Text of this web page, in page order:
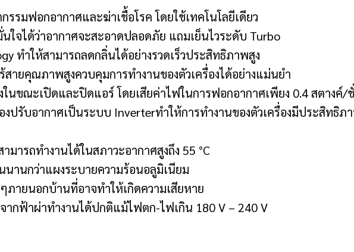
รรมฟอกอากาศและฆ่าเชื้อโรค โดยใช้เทคโนโลยีเดียว
จได้ว่าอากาศจะสะอาดปลอดภัย แถมเย็นไวระดับ Turbo
ทำให้สามารถลดกลิ่นได้อย่างรวดเร็วประสิทธิภาพสูง
ายคุณภาพสูงควบคุมการทำงานของตัวเครื่องได้อย่างแม่นยำ
ขณะเปิดและปิดแอร์ โดยเสียค่าไฟในการฟอกอากาศเพียง 0.4 สตางค์/ชั่
งปรับอากาศเป็นระบบ Inverterทำให้การทำงานของตัวเครื่องมีประสิทธิ
ารถทำงานได้ในสภาวะอากาศสูงถึง 55 °C
านกว่าแผงระบายความร้อนอลูมิเนียม
ายนอกบ้านที่อาจทำให้เกิดความเสียหาย
กฟ้าผ่าทำงานได้ปกติแม้ไฟตก-ไฟเกิน 180 V – 240 V